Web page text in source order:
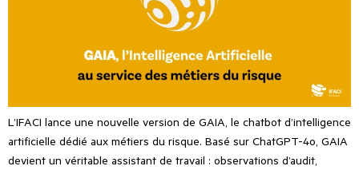
L’IFACI lance une nouvelle version de GAIA, le chatbot d’intelligence
artificielle dédié aux métiers du risque. Basé sur ChatGPT-4o, GAIA
devient un véritable assistant de travail : observations d’audit,